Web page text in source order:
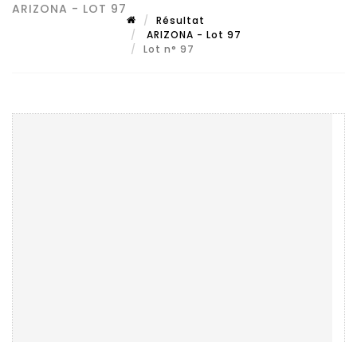
ARIZONA - LOT 97
Résultat
ARIZONA - Lot 97
Lot n° 97